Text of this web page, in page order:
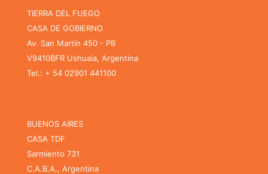
TIERRA DEL FUEGO
CASA DE GOBIERNO
Av. San Martín 450 - PB
V9410BFR Ushuaia, Argentina
Tel.: + 54 02901 441100
BUENOS AIRES
CASA TDF
Sarmiento 731
C.A.B.A., Argentina